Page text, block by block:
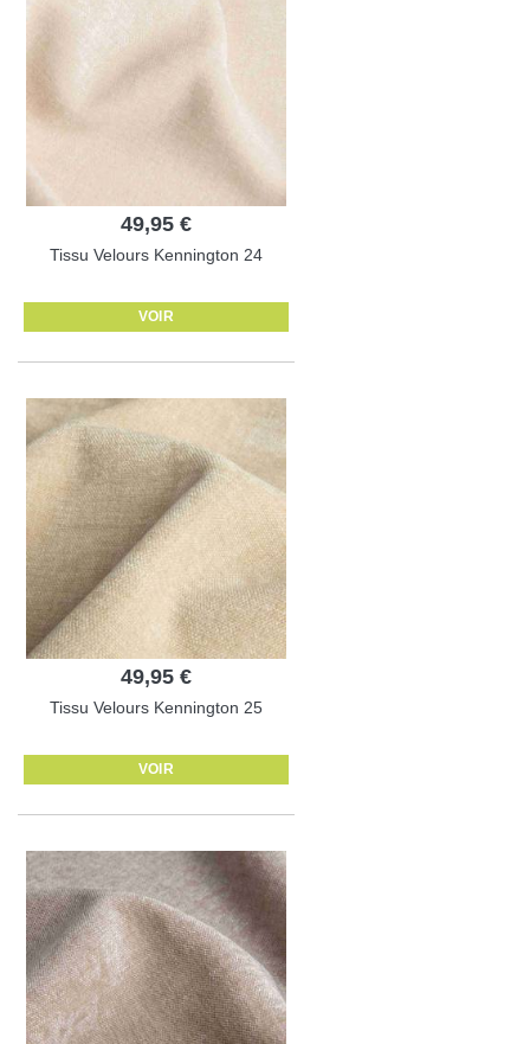
49,95 €
Tissu Velours Kennington 24
VOIR
49,95 €
Tissu Velours Kennington 25
VOIR